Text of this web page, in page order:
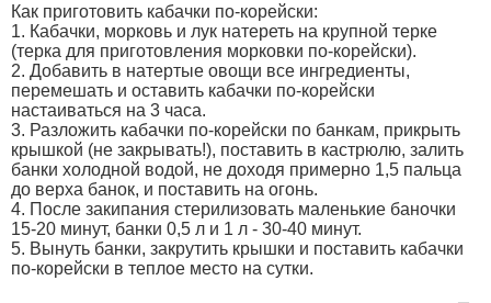
Как приготовить кабачки по-корейски:
1. Кабачки, морковь и лук натереть на крупной терке
(терка для приготовления морковки по-корейски).
2. Добавить в натертые овощи все ингредиенты,
перемешать и оставить кабачки по-корейски
настаиваться на 3 часа.
3. Разложить кабачки по-корейски по банкам, прикрыть
крышкой (не закрывать!), поставить в кастрюлю, залить
банки холодной водой, не доходя примерно 1,5 пальца
до верха банок, и поставить на огонь.
4. После закипания стерилизовать маленькие баночки
15-20 минут, банки 0,5 л и 1 л - 30-40 минут.
5. Вынуть банки, закрутить крышки и поставить кабачки
по-корейски в теплое место на сутки.